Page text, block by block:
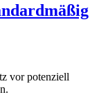
vor potenziell